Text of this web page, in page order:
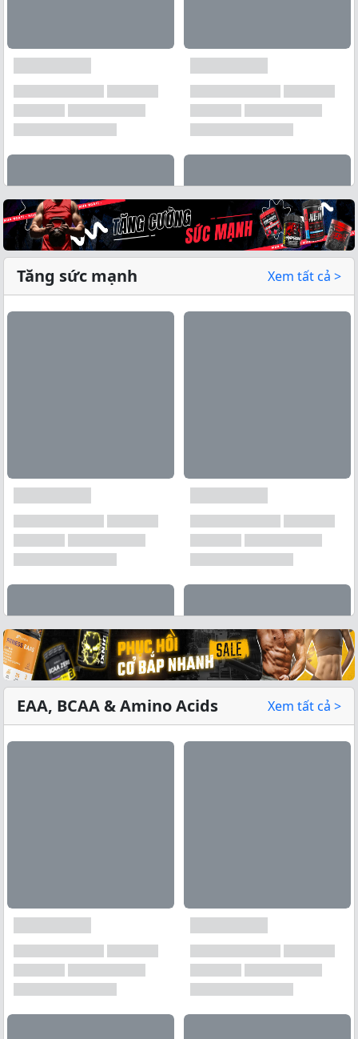
Xem tất cả →
Xem tất cả →
Tăng sức mạnh Xem tất cả >
EAA, BCAA & Amino Acids Xem tất cả >